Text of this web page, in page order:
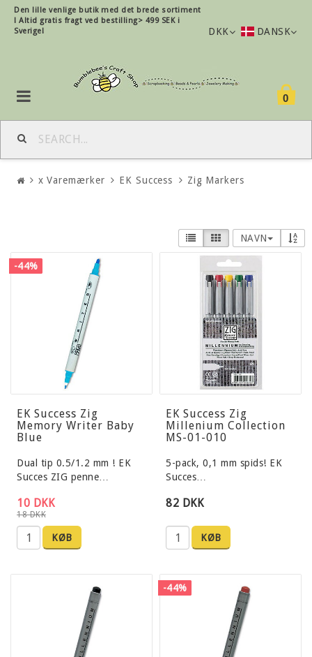
Den lille venlige butik med det brede sortiment
! Altid gratis fragt ved bestilling> 499 SEK i
Sverige!
DKK DANSK
0
x Varemærker EK Success Zig Markers
NAVN
-44%
EK Success Zig
Memory Writer Baby
Blue
Dual tip 0.5/1.2 mm ! EK
Succes ZIG penne…
18 DKK
10 DKK
KØB
EK Success Zig
Millenium Collection
MS-01-010
5-pack, 0,1 mm spids! EK
Succes…
82 DKK
KØB
-44%